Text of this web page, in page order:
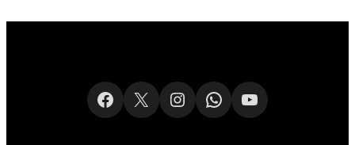
Facebook
X Instagram
WhatsApp
YouTube